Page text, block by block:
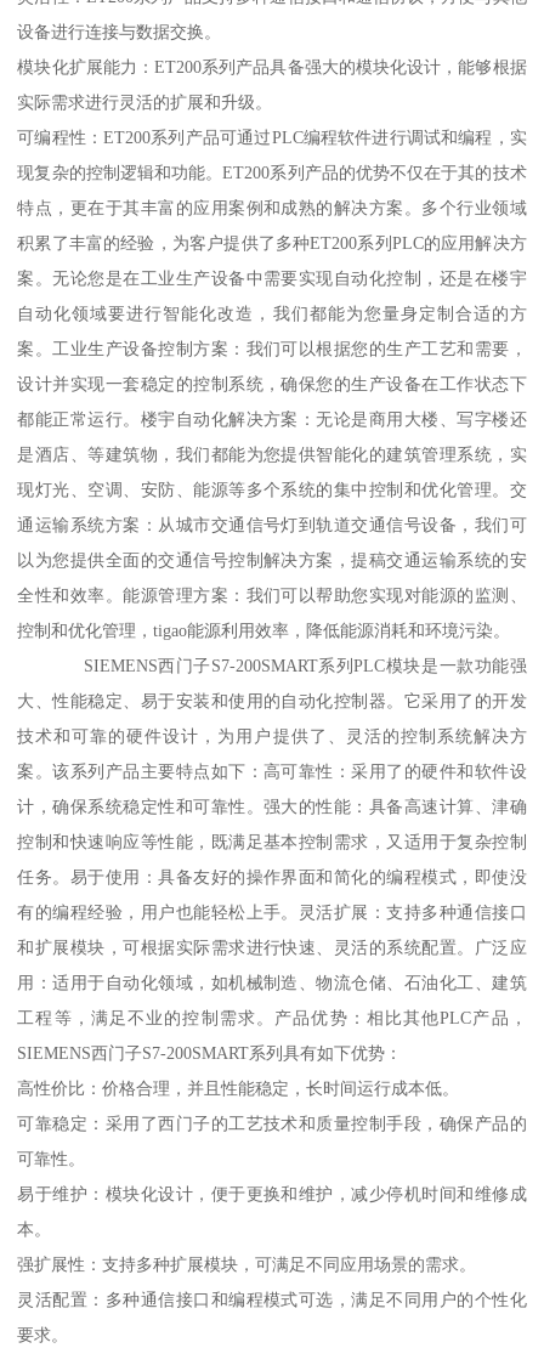
设备进行连接与数据交换。
模块化扩展能力：ET200系列产品具备强大的模块化设计，能够根据
实际需求进行灵活的扩展和升级。
可编程性：ET200系列产品可通过PLC编程软件进行调试和编程，实
现复杂的控制逻辑和功能。ET200系列产品的优势不仅在于其的技术
特点，更在于其丰富的应用案例和成熟的解决方案。多个行业领域
积累了丰富的经验，为客户提供了多种ET200系列PLC的应用解决方
案。无论您是在工业生产设备中需要实现自动化控制，还是在楼宇
自动化领域要进行智能化改造，我们都能为您量身定制合适的方
案。工业生产设备控制方案：我们可以根据您的生产工艺和需要，
设计并实现一套稳定的控制系统，确保您的生产设备在工作状态下
都能正常运行。楼宇自动化解决方案：无论是商用大楼、写字楼还
是酒店、等建筑物，我们都能为您提供智能化的建筑管理系统，实
现灯光、空调、安防、能源等多个系统的集中控制和优化管理。交
通运输系统方案：从城市交通信号灯到轨道交通信号设备，我们可
以为您提供全面的交通信号控制解决方案，提稿交通运输系统的安
全性和效率。能源管理方案：我们可以帮助您实现对能源的监测、
控制和优化管理，tigao能源利用效率，降低能源消耗和环境污染。
SIEMENS西门子S7-200SMART系列PLC模块是一款功能强
大、性能稳定、易于安装和使用的自动化控制器。它采用了的开发
技术和可靠的硬件设计，为用户提供了、灵活的控制系统解决方
案。该系列产品主要特点如下：高可靠性：采用了的硬件和软件设
计，确保系统稳定性和可靠性。强大的性能：具备高速计算、津确
控制和快速响应等性能，既满足基本控制需求，又适用于复杂控制
任务。易于使用：具备友好的操作界面和简化的编程模式，即使没
有的编程经验，用户也能轻松上手。灵活扩展：支持多种通信接口
和扩展模块，可根据实际需求进行快速、灵活的系统配置。广泛应
用：适用于自动化领域，如机械制造、物流仓储、石油化工、建筑
工程等，满足不业的控制需求。产品优势：相比其他PLC产品，
SIEMENS西门子S7-200SMART系列具有如下优势：
高性价比：价格合理，并且性能稳定，长时间运行成本低。
可靠稳定：采用了西门子的工艺技术和质量控制手段，确保产品的
可靠性。
易于维护：模块化设计，便于更换和维护，减少停机时间和维修成
本。
强扩展性：支持多种扩展模块，可满足不同应用场景的需求。
灵活配置：多种通信接口和编程模式可选，满足不同用户的个性化
要求。